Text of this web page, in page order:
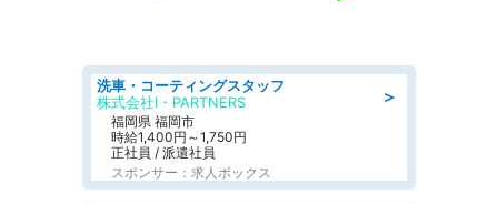
＞
洗車・コーティングスタッフ
株式会社I・PARTNERS
福岡県 福岡市
時給1,400円～1,750円
正社員 / 派遣社員
スポンサー：求人ボックス